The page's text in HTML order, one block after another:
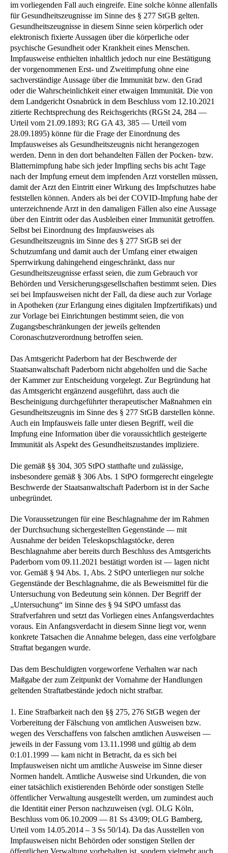
im vorliegenden Fall auch eingreife. Eine solche könne allenfalls
für Gesundheitszeugnisse im Sinne des § 277 StGB gelten.
Gesundheitszeugnisse in diesem Sinne seien körperlich oder
elektronisch fixierte Aussagen über die körperliche oder
psychische Gesundheit oder Krankheit eines Menschen.
Impfausweise enthielten inhaltlich jedoch nur eine Bestätigung
der vorgenommenen Erst- und Zweitimpfung ohne eine
sachverständige Aussage über die Immunität bzw. den Grad
oder die Wahrscheinlichkeit einer etwaigen Immunität. Die von
dem Landgericht Osnabrück in dem Beschluss vom 12.10.2021
zitierte Rechtsprechung des Reichsgerichts (RGSt 24, 284 —
Urteil vom 21.09.1893; RG GA 43, 385 — Urteil vom
28.09.1895) könne für die Frage der Einordnung des
Impfausweises als Gesundheitszeugnis nicht herangezogen
werden. Denn in den dort behandelten Fällen der Pocken- bzw.
Blatternimpfung habe sich jeder Impfling sechs bis acht Tage
nach der Impfung erneut dem impfenden Arzt vorstellen müssen,
damit der Arzt den Eintritt einer Wirkung des Impfschutzes habe
feststellen können. Anders als bei der COVID-Impfung habe der
unterzeichnende Arzt in den damaligen Fällen also eine Aussage
über den Eintritt oder das Ausbleiben einer Immunität getroffen.
Selbst bei Einordnung des Impfausweises als
Gesundheitszeugnis im Sinne des § 277 StGB sei der
Schutzumfang und damit auch der Umfang einer etwaigen
Sperrwirkung dahingehend eingeschränkt, dass nur
Gesundheitszeugnisse erfasst seien, die zum Gebrauch vor
Behörden und Versicherungsgesellschaften bestimmt seien. Dies
sei bei Impfausweisen nicht der Fall, da diese auch zur Vorlage
in Apotheken (zur Erlangung eines digitalen Impfzertifikats) und
zur Vorlage bei Einrichtungen bestimmt seien, die von
Zugangsbeschränkungen der jeweils geltenden
Coronaschutzverordnung betroffen seien.
Das Amtsgericht Paderborn hat der Beschwerde der
Staatsanwaltschaft Paderborn nicht abgeholfen und die Sache
der Kammer zur Entscheidung vorgelegt. Zur Begründung hat
das Amtsgericht ergänzend ausgeführt, dass auch die
Bescheinigung durchgeführter therapeutischer Maßnahmen ein
Gesundheitszeugnis im Sinne des § 277 StGB darstellen könne.
Auch ein Impfausweis falle unter diesen Begriff, weil die
Impfung eine Information über die voraussichtlich gesteigerte
Immunität als Aspekt des Gesundheitszustandes impliziere.
Die gemäß §§ 304, 305 StPO statthafte und zulässige,
insbesondere gemäß § 306 Abs. 1 StPO formgerecht eingelegte
Beschwerde der Staatsanwaltschaft Paderborn ist in der Sache
unbegründet.
Die Voraussetzungen für eine Beschlagnahme der im Rahmen
der Durchsuchung sichergestellten Gegenstände — mit
Ausnahme der beiden Teleskopschlagstöcke, deren
Beschlagnahme aber bereits durch Beschluss des Amtsgerichts
Paderborn vom 09.11.2021 bestätigt worden ist — lagen nicht
vor. Gemäß § 94 Abs. 1, Abs. 2 StPO unterliegen nur solche
Gegenstände der Beschlagnahme, die als Beweismittel für die
Untersuchung von Bedeutung sein können. Der Begriff der
„Untersuchung“ im Sinne des § 94 StPO umfasst das
Strafverfahren und setzt das Vorliegen eines Anfangsverdachtes
voraus. Ein Anfangsverdacht in diesem Sinne liegt vor, wenn
konkrete Tatsachen die Annahme belegen, dass eine verfolgbare
Straftat begangen wurde.
Das dem Beschuldigten vorgeworfene Verhalten war nach
Maßgabe der zum Zeitpunkt der Vornahme der Handlungen
geltenden Straftatbestände jedoch nicht strafbar.
1. Eine Strafbarkeit nach den §§ 275, 276 StGB wegen der
Vorbereitung der Fälschung von amtlichen Ausweisen bzw.
wegen des Verschaffens von falschen amtlichen Ausweisen —
jeweils in der Fassung vom 13.11.1998 und gültig ab dem
0:1.01.1999 — kam nicht in Betracht, da es sich bei
Impfausweisen nicht um amtliche Ausweise im Sinne dieser
Normen handelt. Amtliche Ausweise sind Urkunden, die von
einer tatsächlich existierenden Behörde oder sonstigen Stelle
öffentlicher Verwaltung ausgestellt werden, um zumindest auch
die Identität einer Person nachzuweisen (vgl. OLG Köln,
Beschluss vom 06.10.2009 — 81 Ss 43/09; OLG Bamberg,
Urteil vom 14.05.2014 – 3 Ss 50/14). Da das Ausstellen von
Impfausweisen nicht Behörden oder sonstigen Stellen der
öffentlichen Verwaltung vorbehalten ist, sondern vielmehr auch